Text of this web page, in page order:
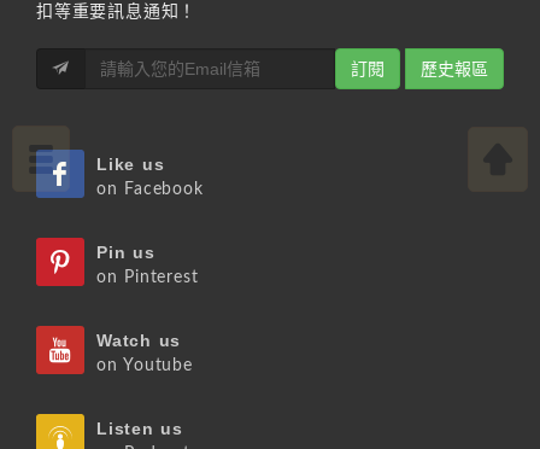
扣等重要訊息通知！
訂閱 歷史報區
Like us
on Facebook
Pin us
on Pinterest
Watch us
on Youtube
Listen us